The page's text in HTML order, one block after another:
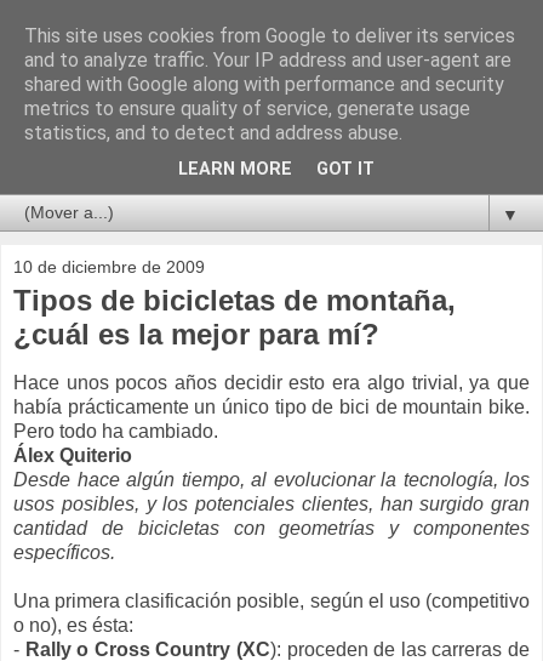
▼
10 de diciembre de 2009
Tipos de bicicletas de montaña,
¿cuál es la mejor para mí?
Hace unos pocos años decidir esto era algo trivial, ya que
había prácticamente un único tipo de bici de mountain bike.
Pero todo ha cambiado.
Álex Quiterio
Desde hace algún tiempo, al evolucionar la tecnología, los
usos posibles, y los potenciales clientes, han surgido gran
cantidad de bicicletas con geometrías y componentes
específicos.
Una primera clasificación posible, según el uso (competitivo
o no), es ésta:
- Rally o Cross Country (XC): proceden de las carreras de
This site uses cookies from Google to deliver its services
and to analyze traffic. Your IP address and user-agent are
shared with Google along with performance and security
metrics to ensure quality of service, generate usage
statistics, and to detect and address abuse.
LEARN MORE GOT IT